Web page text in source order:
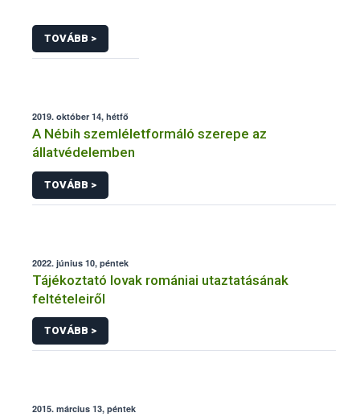
TOVÁBB >
2019. október 14, hétfő
A Nébih szemléletformáló szerepe az
állatvédelemben
TOVÁBB >
2022. június 10, péntek
Tájékoztató lovak romániai utaztatásának
feltételeiről
TOVÁBB >
2015. március 13, péntek